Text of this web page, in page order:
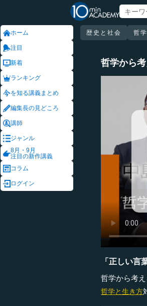
ホーム
注目
新着
ランキング
を知る講義まとめ
編集長の見どころ
講師
ジャンル
8月・9月
注目の新作講義
コラム
ログイン
歴史と社会 哲
哲学から
「正しい言
哲学から考
哲学と生き方